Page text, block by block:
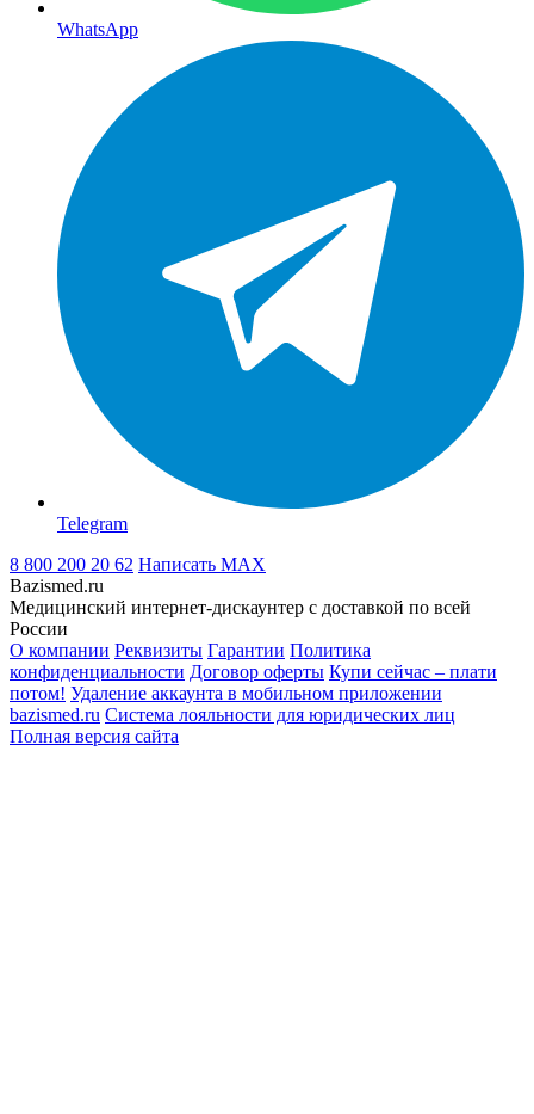
WhatsApp
Telegram
8 800 200 20 62 Написать MAX
Bazismed.ru
Медицинский интернет-дискаунтер с доставкой по всей
России
О компании Реквизиты Гарантии Политика
конфиденциальности Договор оферты Купи сейчас – плати
потом! Удаление аккаунта в мобильном приложении
bazismed.ru Система лояльности для юридических лиц
Полная версия сайта